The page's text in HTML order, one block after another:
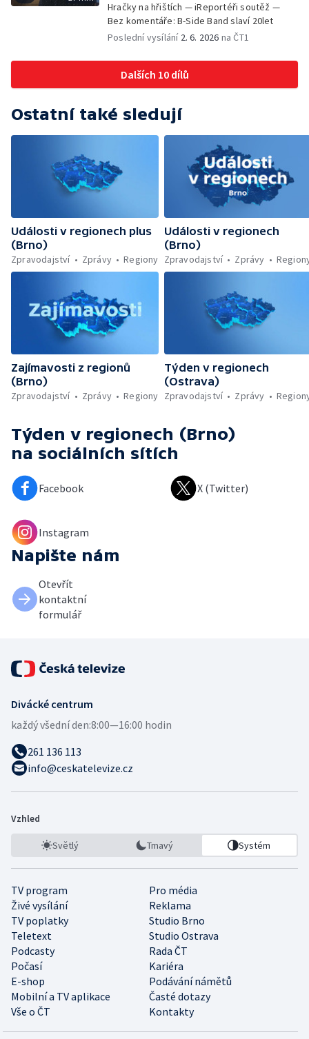
Hračky na hřištích — iReportéři soutěž —
Bez komentáře: B-Side Band slaví 20let
Poslední vysílání 2. 6. 2026 na ČT1
Dalších 10 dílů
Ostatní také sledují
Události v regionech plus
(Brno)
Zpravodajství
Zprávy Regiony
Události v regionech
(Brno)
Zpravodajství
Zprávy
Zajímavosti z regionů
(Brno)
Zpravodajství
Zprávy Regiony
Týden v regionech
(Ostrava)
Zpravodajství
Zprávy
Týden v regionech (Brno)
na sociálních sítích
Facebook X (Twitter)
Instagram
Napište nám
Otevřít
kontaktní
formulář
Divácké centrum
každý všední den:8:00—16:00 hodin
261 136 113
info@ceskatelevize.cz
Vzhled
Světlý Tmavý Systém
TV program
Pro média
Živé vysílání
Reklama
TV poplatky
Studio Brno
Teletext
Studio Ostrava
Podcasty
Rada ČT
Počasí
Kariéra
E-shop
Podávání námětů
Mobilní a TV aplikace
Časté dotazy
Vše o ČT
Kontakty